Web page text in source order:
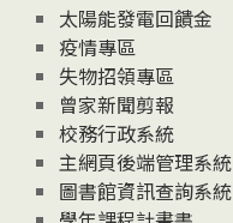
太陽能發電回饋金
疫情專區
失物招領專區
曾家新聞剪報
校務行政系統
主網頁後端管理系統
圖書館資訊查詢系統